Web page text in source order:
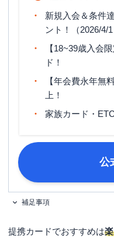
ETCカード発行期間
マイル還元率（最大）
ポイント名
締め日・支払日
申し込み条件
新規入会＆条件
ント！（2026/4/
【18~39歳入会
ド！
【年会費永年無
上！
家族カード・
公
補足事項
提携カードでおすすめは